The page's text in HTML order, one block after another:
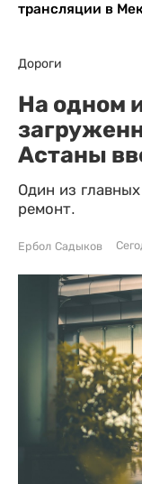
трансляции в
Дороги
На одном
Астаны
Один из
ремонт.
Ербол Садыков